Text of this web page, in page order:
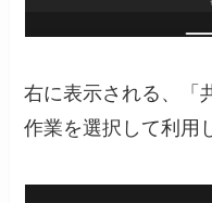
右に表示される、「
作業を選択して利用